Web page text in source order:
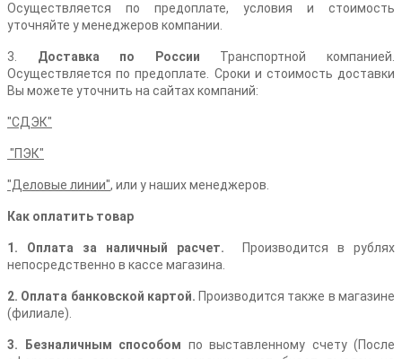
Осуществляется по предоплате, условия и стоимость
уточняйте у менеджеров компании.
3. Доставка по России Транспортной компанией.
Осуществляется по предоплате. Сроки и стоимость доставки
Вы можете уточнить на сайтах компаний:
"СДЭК"
"ПЭК"
"Деловые линии", или у наших менеджеров.
Как оплатить товар
1. Оплата за наличный расчет. Производится в рублях
непосредственно в кассе магазина.
2. Оплата банковской картой. Производится также в магазине
(филиале).
3. Безналичным способом по выставленному счету (После